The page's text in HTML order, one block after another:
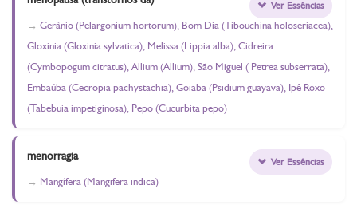
Gerânio (Pelargonium hortorum), Bom Dia (Tibouchina holoseriacea),
Gloxinia (Gloxinia sylvatica), Melissa (Lippia alba), Cidreira
(Cymbopogum citratus), Allium (Allium), São Miguel ( Petrea subserrata),
Embaúba (Cecropia pachystachia), Goiaba (Psidium guayava), Ipê Roxo
(Tabebuia impetiginosa), Pepo (Cucurbita pepo)
Ver Essências
menorragia
Mangífera (Mangifera indica)
Ver Essências